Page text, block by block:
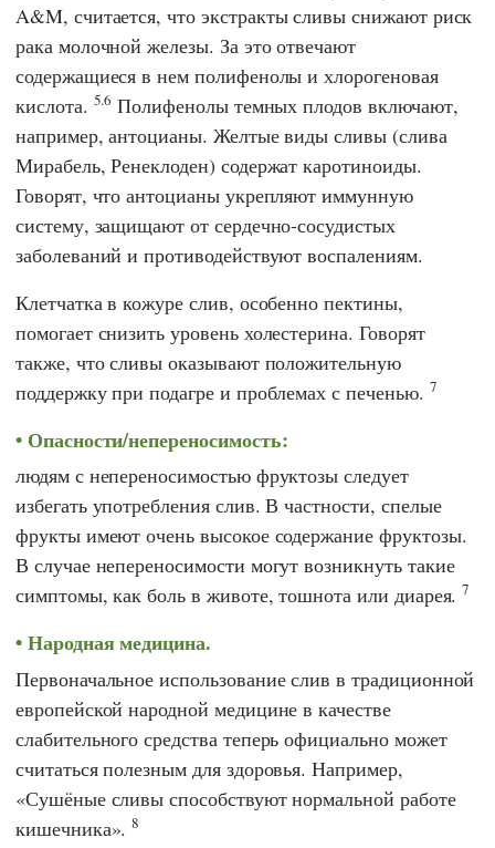
A&M, считается, что экстракты сливы снижают риск
рака молочной железы. За это отвечают
содержащиеся в нем полифенолы и хлорогеновая
кислота. 5.6 Полифенолы темных плодов включают,
например, антоцианы. Желтые виды сливы (слива
Мирабель, Ренеклоден) содержат каротиноиды.
Говорят, что антоцианы укрепляют иммунную
систему, защищают от сердечно-сосудистых
заболеваний и противодействуют воспалениям.
Клетчатка в кожуре слив, особенно пектины,
помогает снизить уровень холестерина. Говорят
также, что сливы оказывают положительную
поддержку при подагре и проблемах с печенью. 7
Опасности/непереносимость:
людям с непереносимостью фруктозы следует
избегать употребления слив. В частности, спелые
фрукты имеют очень высокое содержание фруктозы.
В случае непереносимости могут возникнуть такие
симптомы, как боль в животе, тошнота или диарея.7
Народная медицина.
Первоначальное использование слив в традиционной
европейской народной медицине в качестве
слабительного средства теперь официально может
считаться полезным для здоровья. Например,
«Сушёные сливы способствуют нормальной работе
кишечника».8